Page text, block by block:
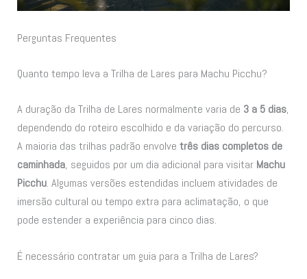
Perguntas Frequentes
Quanto tempo leva a Trilha de Lares para Machu Picchu?
A duração da Trilha de Lares normalmente varia de 3 a 5 dias,
dependendo do roteiro escolhido e da variação do percurso.
A maioria das trilhas padrão envolvetrês dias completos de
caminhada, seguidos por um dia adicional para visitar Machu
Picchu. Algumas versões estendidas incluem atividades de
imersão cultural ou tempo extra para aclimatação, o que
pode estender a experiência para cinco dias.
É necessário contratar um guia para a Trilha de Lares?